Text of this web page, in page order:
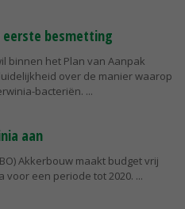
eerste besmetting
binnen het Plan van Aanpak
over de manier waarop
bacteriën.
aan
Akkerbouw maakt budget vrij
voor een periode tot 2020.